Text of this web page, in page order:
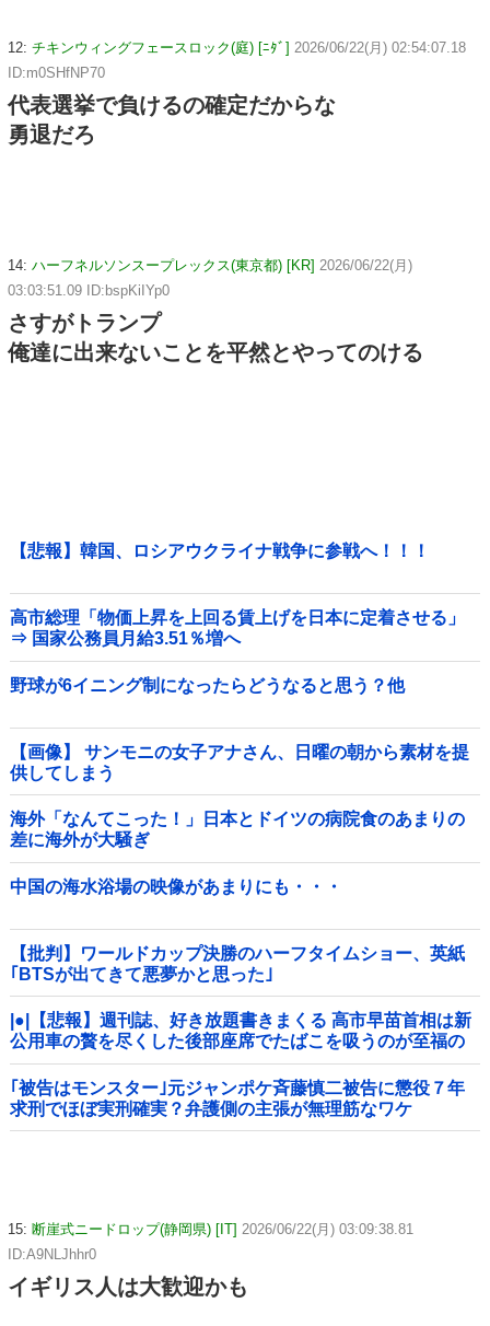
12: チキンウィングフェースロック(庭) [ﾆﾀﾞ] 2026/06/22(月) 02:54:07.18
ID:m0SHfNP70
代表選挙で負けるの確定だからな
勇退だろ
14: ハーフネルソンスープレックス(東京都) [KR] 2026/06/22(月)
03:03:51.09 ID:bspKiIYp0
さすがトランプ
俺達に出来ないことを平然とやってのける
【悲報】韓国、ロシアウクライナ戦争に参戦へ！！！
高市総理「物価上昇を上回る賃上げを日本に定着させる」
⇒ 国家公務員月給3.51％増へ
野球が6イニング制になったらどうなると思う？他
【画像】 サンモニの女子アナさん、日曜の朝から素材を提
供してしまう
海外「なんてこった！」日本とドイツの病院食のあまりの
差に海外が大騒ぎ
中国の海水浴場の映像があまりにも・・・
【批判】ワールドカップ決勝のハーフタイムショー、英紙
｢BTSが出てきて悪夢かと思った｣
|●|【悲報】週刊誌、好き放題書きまくる 高市早苗首相は新
公用車の贅を尽くした後部座席でたばこを吸うのが至福の
時間「どんどん延びる乗車時間」
｢被告はモンスター｣元ジャンポケ斉藤慎二被告に懲役７年
求刑でほぼ実刑確実？弁護側の主張が無理筋なワケ
15: 断崖式ニードロップ(静岡県) [IT] 2026/06/22(月) 03:09:38.81
ID:A9NLJhhr0
イギリス人は大歓迎かも